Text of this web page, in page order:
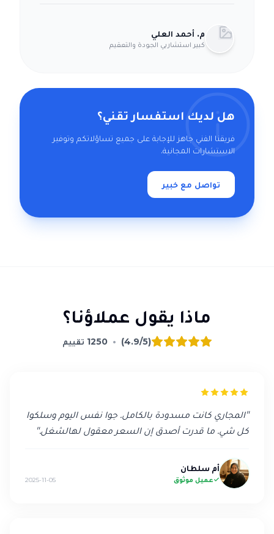
م. أحمد العلي
كبير استشاريي الجودة والتعقيم
هل لديك استفسار تقني؟
فريقنا الفني جاهز للإجابة على جميع تساؤلاتكم وتوفير
الاستشارات المجانية.
تواصل مع خبير
ماذا يقول عملاؤنا؟
(4.9/5)
•
1250 تقييم
"المجاري كانت مسدودة بالكامل. جوا نفس اليوم وسلكوا
كل شي. ما قدرت أصدق إن السعر معقول لهالشغل."
أم سلطان
عميل موثوق 2025-11-05